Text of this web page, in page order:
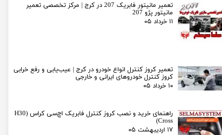
تعمیر مانیتور فابریک 207 در کرج | مرکز تخصصی تعمیر
مانیتور پژو 207
۱۱ خرداد ۰۵
تعمیر کروز کنترل انواع خودرو در کرج | عیب‌یابی و رفع خرابی
کروز کنترل خودروهای ایرانی و خارجی
۱۰ خرداد ۰۵
راهنمای خرید و نصب کروز کنترل فابریک اچ‌سی کراس (H30
Cross)
۱۷ اردیبهشت ۰۵